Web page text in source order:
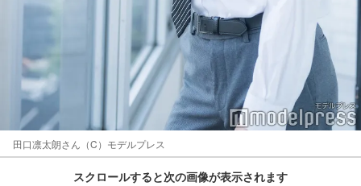
田口凛太朗さん（C）モデルプレス
スクロールすると次の画像が表示されます